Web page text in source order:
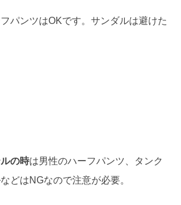
パンツはOKです。サンダルは避けた
の時は男性のハーフパンツ、タンク
どはNGなので注意が必要。